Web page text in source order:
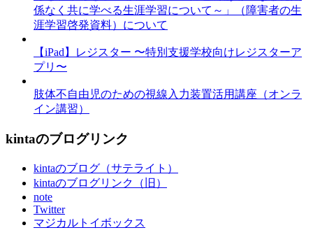
係なく共に学べる生涯学習について～」（障害者の生
涯学習啓発資料）について
【iPad】レジスター 〜特別支援学校向けレジスターア
プリ〜
肢体不自由児のための視線入力装置活用講座（オンラ
イン講習）
kintaのブログリンク
kintaのブログ（サテライト）
kintaのブログリンク（旧）
note
Twitter
マジカルトイボックス